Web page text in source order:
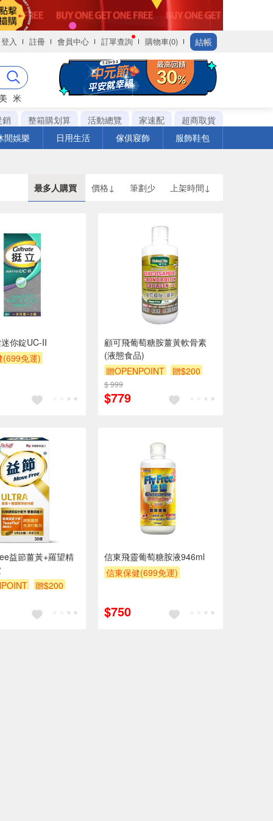
登入 註冊 會員中心 訂單查詢 購物車(0) 結帳
米
銷
整箱購划算 活動總覽 家速配
超商取貨
閒娛樂
日用生活 傢俱寢飾 服飾鞋包
最多人購買 價格↓ 筆劃少 上架時間↓
你錠UC-II
(699免運)
顧可飛葡萄糖胺薑黃軟骨素
(液態食品)
贈OPENPOINT
贈$200
$ 999
$779
益節薑黃+羅望精
贈$200
信東飛靈葡萄糖胺液946ml
信東保健(699免運)
$750